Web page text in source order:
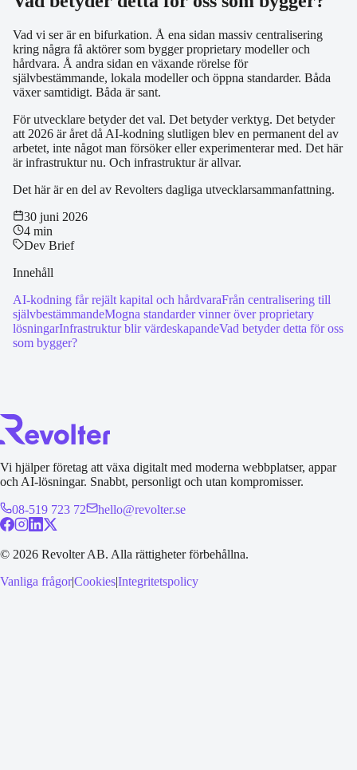
Vad vi ser är en bifurkation. Å ena sidan massiv centralisering
kring några få aktörer som bygger proprietary modeller och
hårdvara. Å andra sidan en växande rörelse för
självbestämmande, lokala modeller och öppna standarder. Båda
växer samtidigt. Båda är sant.
För utvecklare betyder det val. Det betyder verktyg. Det betyder
att 2026 är året då AI-kodning slutligen blev en permanent del av
arbetet, inte något man försöker eller experimenterar med. Det här
är infrastruktur nu. Och infrastruktur är allvar.
Det här är en del av Revolters dagliga utvecklarsammanfattning.
30 juni 2026
4 min
Dev Brief
Innehåll
AI-kodning får rejält kapital och hårdvaraFrån centralisering till
självbestämmandeMogna standarder vinner över proprietary
lösningarInfrastruktur blir värdeskapandeVad betyder detta för oss
som bygger?
Vi hjälper företag att växa digitalt med moderna webbplatser, appar
och AI-lösningar. Snabbt, personligt och utan kompromisser.
08-519 723 72 hello@revolter.se
© 2026 Revolter AB. Alla rättigheter förbehållna.
Vanliga frågor|Cookies|Integritetspolicy